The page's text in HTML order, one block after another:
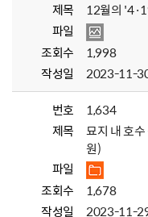
제목
12월의
파일
조회수
1,998
작성일
2023-11-
번호
1,634
제목
묘지 내 호
원)
파일
조회수
1,678
작성일
2023-11-